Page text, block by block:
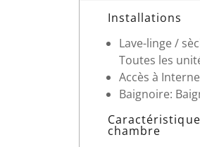
Détails sur la chambre
Installations
Lave-linge /
Toutes les
Accès à
Baignoire:
chambre